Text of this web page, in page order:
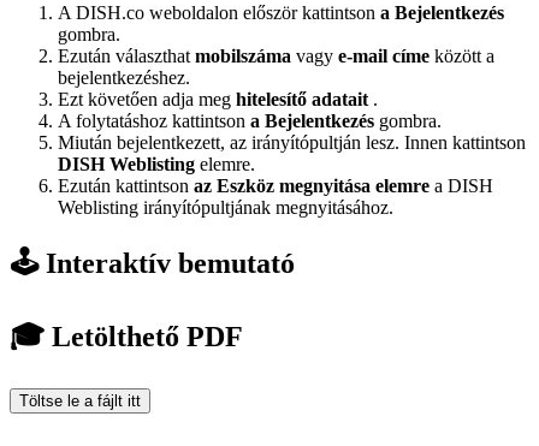
A DISH.co weboldalon először kattintson a Bejelentkezés
gombra.
Ezután választhat mobilszáma vagy e-mail címe között a
bejelentkezéshez.
Ezt követően adja meg hitelesítő adatait .
A folytatáshoz kattintson a Bejelentkezés gombra.
Miután bejelentkezett, az irányítópultján lesz. Innen kattintson
DISH Weblisting elemre.
Ezután kattintson az Eszköz megnyitása elemre a DISH
Weblisting irányítópultjának megnyitásához.
🕹️ Interaktív bemutató
🎓 Letölthető PDF
Töltse le a fájlt itt